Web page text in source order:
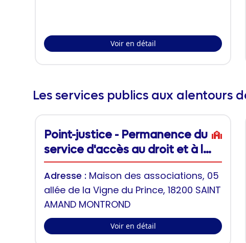
Voir en détail
Les services publics aux alentours
Point-justice - Permanence du
service d'accès au droit et à la
justice itinérant de Saint-
Amand-Montrond
Adresse : Maison des associations, 05
allée de la Vigne du Prince, 18200 SAINT
AMAND MONTROND
Voir en détail